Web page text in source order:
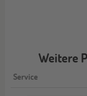
Weitere
Service